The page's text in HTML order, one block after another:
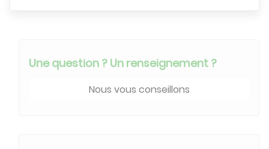
Une question ? Un renseignement ?
Nous vous conseillons